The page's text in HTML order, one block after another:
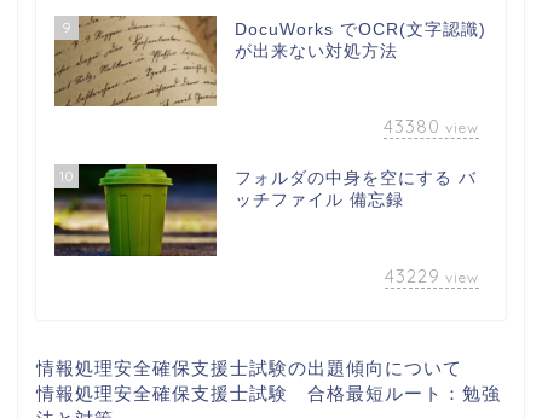
9
DocuWorks でOCR(文字認識)
が出来ない対処方法
43380 view
10
フォルダの中身を空にする バ
ッチファイル 備忘録
43229 view
情報処理安全確保支援士試験の出題傾向について
情報処理安全確保支援士試験 合格最短ルート：勉強